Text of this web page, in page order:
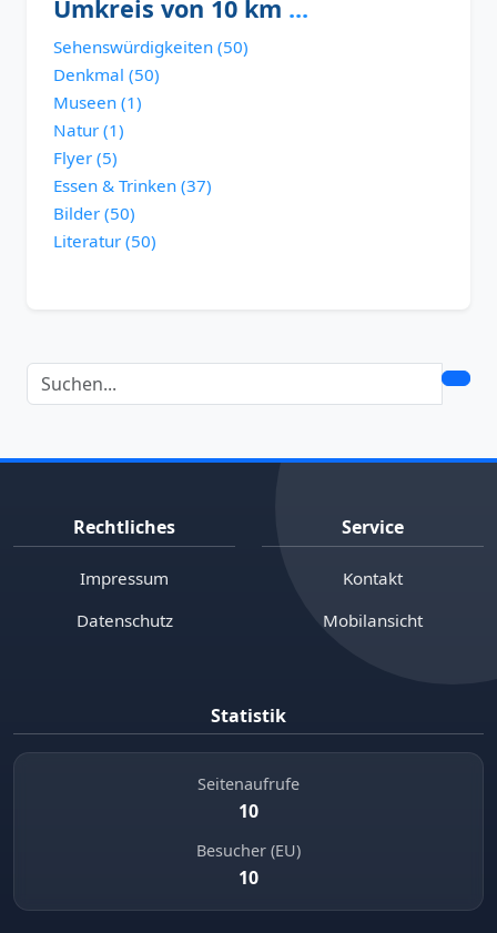
Umkreis von 10 km ...
Sehenswürdigkeiten (50)
Denkmal (50)
Museen (1)
Natur (1)
Flyer (5)
Essen & Trinken (37)
Bilder (50)
Literatur (50)
Rechtliches
Impressum
Datenschutz
Service
Kontakt
Mobilansicht
Statistik
Seitenaufrufe
10
Besucher (EU)
10